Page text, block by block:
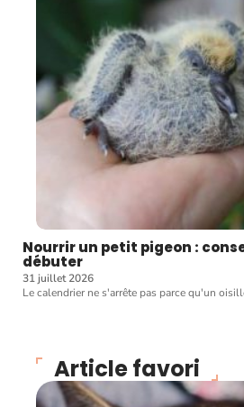
Nourrir un petit pigeon :
débuter
31 juillet 2026
Le calendrier ne s'arrête pas parce qu'un
Article favori